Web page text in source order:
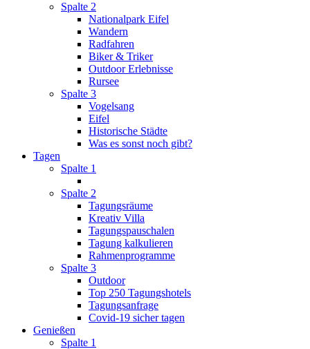
Spalte 2
Nationalpark Eifel
Wandern
Radfahren
Biker & Triker
Outdoor Erlebnisse
Rursee
Spalte 3
Vogelsang
Eifel
Historische Städte
Was es sonst noch gibt?
Tagen
Spalte 1
Spalte 2
Tagungsräume
Kreativ Villa
Tagungspauschalen
Tagung kalkulieren
Rahmenprogramme
Spalte 3
Outdoor
Top 250 Tagungshotels
Tagungsanfrage
Covid-19 sicher tagen
Genießen
Spalte 1